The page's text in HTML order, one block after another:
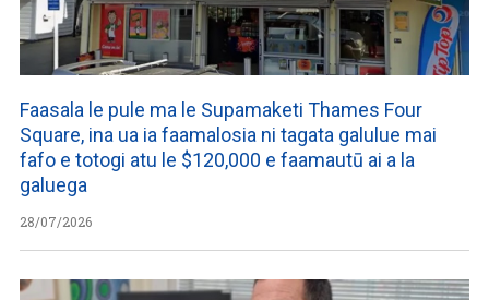
Faasala le pule ma le Supamaketi Thames Four
Square, ina ua ia faamalosia ni tagata galulue mai
fafo e totogi atu le $120,000 e faamautū ai a la
galuega
28/07/2026